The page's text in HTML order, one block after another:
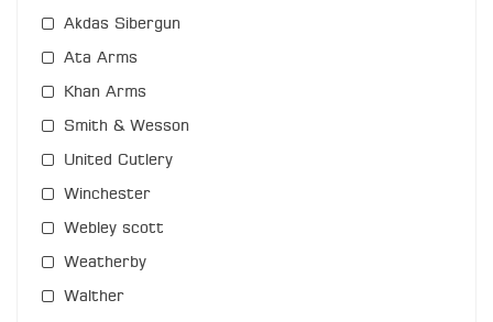
Akdas Sibergun
Ata Arms
Khan Arms
Smith & Wesson
United Cutlery
Winchester
Webley scott
Weatherby
Walther